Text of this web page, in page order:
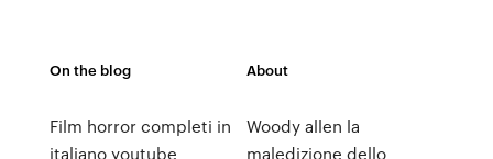
On the blog
Film horror completi in
italiano youtube
About
Woody allen la
maledizione dello